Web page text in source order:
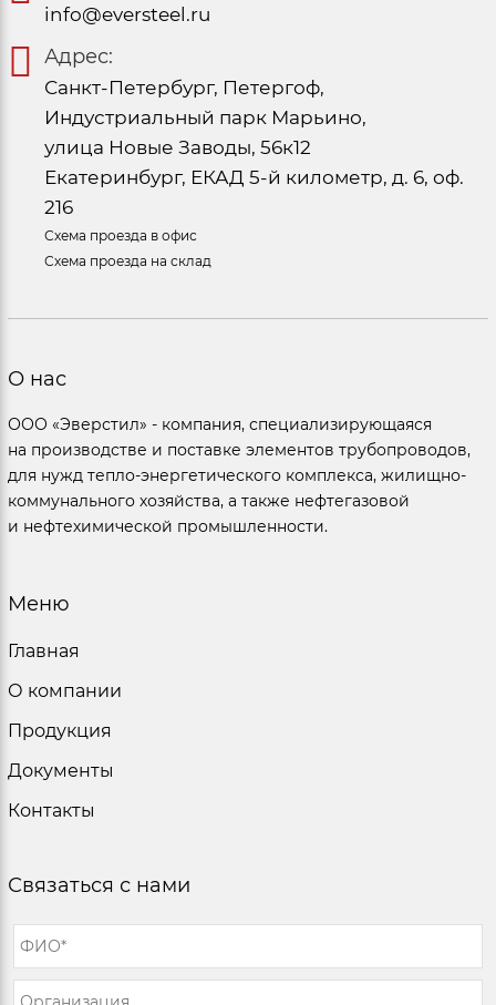
info@eversteel.ru
Адрес:
Санкт-Петербург, Петергоф,
Индустриальный парк Марьино,
улица Новые Заводы, 56к12
Екатеринбург, ЕКАД 5-й километр, д. 6, оф.
216
Схема проезда в офис
Схема проезда на склад
О нас
ООО «Эверстил» - компания, специализирующаяся
на производстве и поставке элементов трубопроводов,
для нужд тепло-энергетического комплекса, жилищно-
коммунального хозяйства, а также нефтегазовой
и нефтехимической промышленности.
Меню
Главная
О компании
Продукция
Документы
Контакты
Связаться с нами